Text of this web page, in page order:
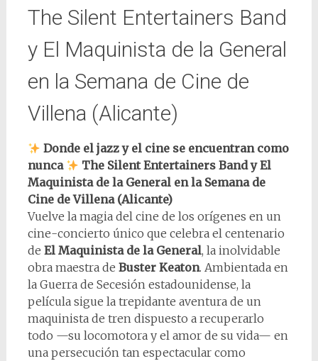
The Silent Entertainers Band
y El Maquinista de la General
en la Semana de Cine de
Villena (Alicante)
Donde el jazz y el cine se encuentran como
nunca
The Silent Entertainers Band y El
Maquinista de la General en la Semana de
Cine de Villena (Alicante)
Vuelve la magia del cine de los orígenes en un
cine-concierto único que celebra el centenario
de El Maquinista de la General, la inolvidable
obra maestra de Buster Keaton. Ambientada en
la Guerra de Secesión estadounidense, la
película sigue la trepidante aventura de un
maquinista de tren dispuesto a recuperarlo
todo —su locomotora y el amor de su vida— en
una persecución tan espectacular como